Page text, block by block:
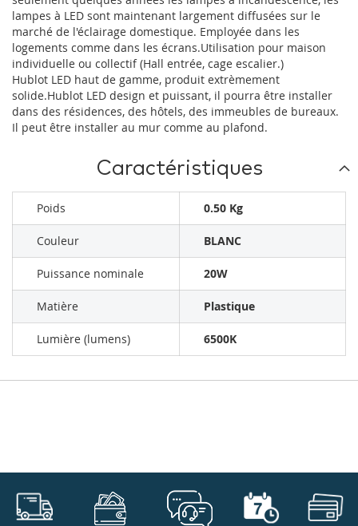
lampes à LED sont maintenant largement diffusées sur le
marché de l'éclairage domestique. Employée dans les
logements comme dans les écrans.Utilisation pour maison
individuelle ou collectif (Hall entrée, cage escalier.)
Hublot LED haut de gamme, produit extrèmement
solide.Hublot LED design et puissant, il pourra être installer
dans des résidences, des hôtels, des immeubles de bureaux.
Il peut être installer au mur comme au plafond.
Caractéristiques
Poids 0.50 Kg
Couleur BLANC
Puissance nominale 20W
Matière Plastique
Lumière (lumens) 6500K